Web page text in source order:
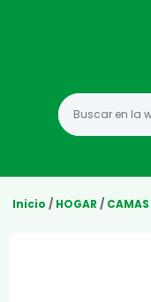
Movilidad
Inicio / HOGAR / CAMAS